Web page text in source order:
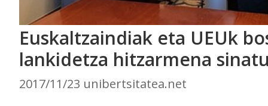
Euskaltzaindiak eta UEUk
lankidetza hitzarmena
2017/11/23 unibertsitatea.net